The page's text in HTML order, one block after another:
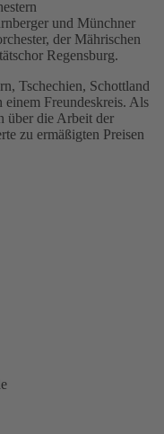
und Münchner
der Mährischen
Regensburg.
Tschechien, Schottland
Freundeskreis. Als
über die Arbeit der
zu ermäßigten Preisen